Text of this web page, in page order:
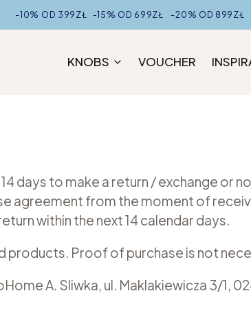
-10% OD 399ZŁ -15% OD 699ZŁ -20% OD 899ZŁ
KNOBS VOUCHER
14 days to make a return / exchange
agreement from the moment of
within the next 14 calendar days.
products. Proof of purchase is not
A. Sliwka, ul. Maklakiewicza 3/1,